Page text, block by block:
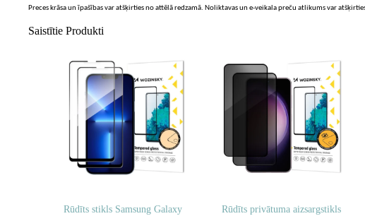
Preces krāsa un īpašības var atšķirties no attēlā redzamā. Noliktavas un e-veikala preču atlikums var
Saistītie Produkti
Rūdīts stikls Samsung Galaxy
Rūdīts privātuma aizsargstikls